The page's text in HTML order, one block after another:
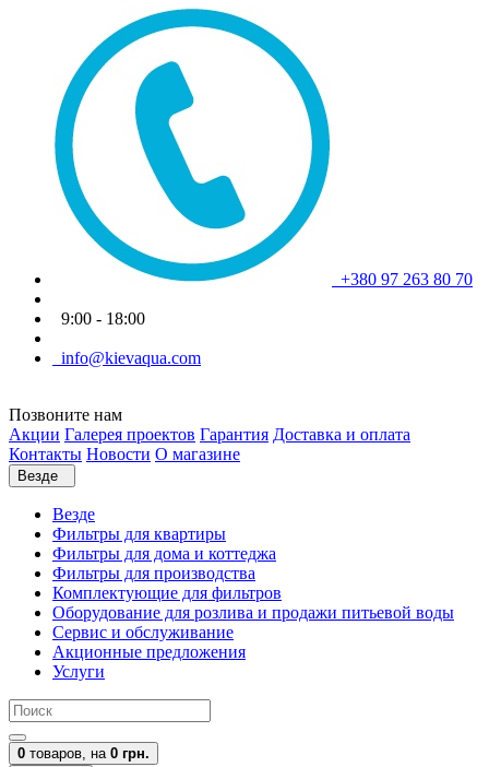
+380 97 263 80 70
9:00 - 18:00
info@kievaqua.com
Позвоните нам
Акции Галерея проектов Гарантия Доставка и оплата
Контакты Новости О магазине
Везде
Везде
Фильтры для квартиры
Фильтры для дома и коттеджа
Фильтры для производства
Комплектующие для фильтров
Оборудование для розлива и продажи питьевой воды
Сервис и обслуживание
Акционные предложения
Услуги
0 товаров, на 0 грн.